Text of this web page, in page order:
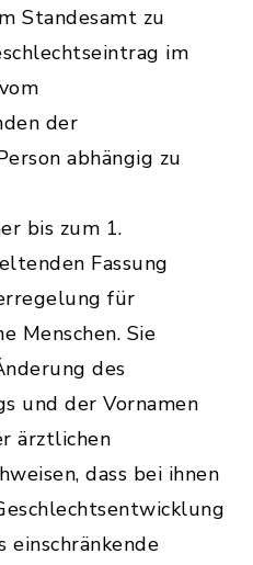
Standesamt zu
im
der
abhängig zu
bis zum 1.
Fassung
für
Menschen. Sie
des
und der Vornamen
ärztlichen
dass bei ihnen
einschränkende